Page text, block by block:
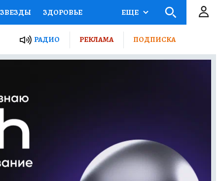
ЗВЕЗДЫ ЗДОРОВЬЕ
РОССИИ
ПУТЕВОДИТЕЛЬ
ПОТРЕБИТЕЛЯ
ЕЩЕ
РАДИО РЕКЛАМА ПОДПИСКА